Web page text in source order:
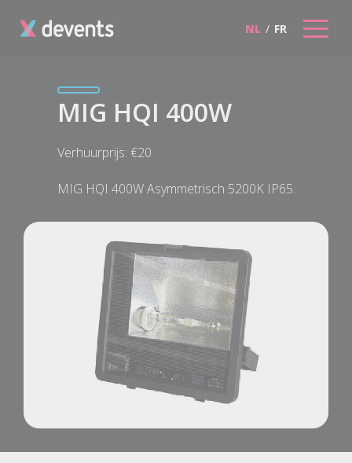
NL / FR
MIG HQI 400W
Verhuurprijs: €20
MIG HQI 400W Asymmetrisch 5200K IP65.